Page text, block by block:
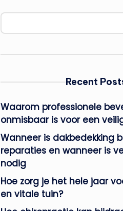
Recent
Waarom professionele
onmisbaar is voor een
Wanneer is dakbedekking
reparaties en wanneer is
nodig
Hoe zorg je het hele jaar
en vitale tuin?